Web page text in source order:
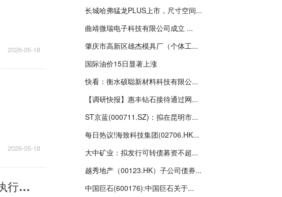
2026-05-18
2026-05-18
每日热议!海致科技集团(02706.HK)：龙宇辞任非执行董事
长城哈弗猛龙PLUS上市，尺寸空间...
曲靖微瑞电子科技有限公司成立 ...
肇庆市高新区雄杰模具厂（个体工...
国际油价15日显著上涨
快看：衡水硕聪新材料科技有限公...
【调研快报】惠丰钻石接待通过网...
ST京蓝(000711.SZ)：拟在昆明市...
每日热议!海致科技集团(02706.HK...
大中矿业：拟发行可转债募资不超...
越秀地产（00123.HK）子公司债券...
中国巨石(600176):中国巨石关于...